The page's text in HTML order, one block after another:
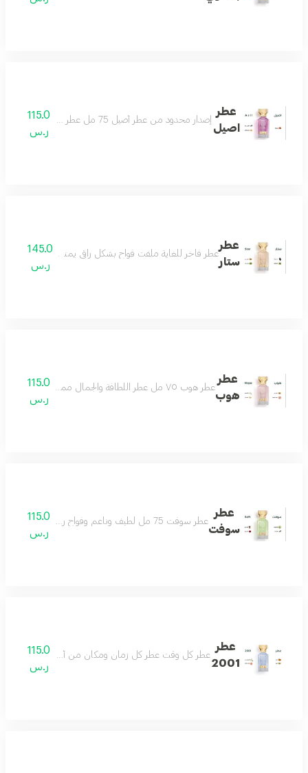
عطر
اصيل
إصدار محدود من عطر أصيل 75 مل عطر منعش يتميز باللطافة والهدوء والجمال يمنحك شعورا بالمتعة والسعادة عطر ممتع ومريح للغاية عطرك اليومي مكونات العطر توت فراولة فانيلا زهر البرتقال
115.0
ر.س
عطر
ستار
عطر فاخر للغاية ملفت فواح بشكل راقي يمنحك الفخامة
145.0
ر.س
عطر
هوب
عطر هوب ٧٥ مل عطر اللطافة والجمال مميز وجميل بكل معنى رائع وفواح بتكوين فاخر من الياسمين والجريب فروت مع مزيج من المسك الأبيض وخشب الأرز ونفحات لطيفة من العنبر لتتكون منه رائحة منعشة باردة تناسب جميع الأذواق عطر يليق بك
115.0
ر.س
عطر
سوفت
عطر سوفت 75 مل لطيف وناعم وفواح رائحة تملك القلب منعش ويصنع يومك بجماله مناسب للجنسين
115.0
ر.س
عطر
2001
عطر كل وقت عطر كل زمان ومكان من أجمل العطور
115.0
ر.س